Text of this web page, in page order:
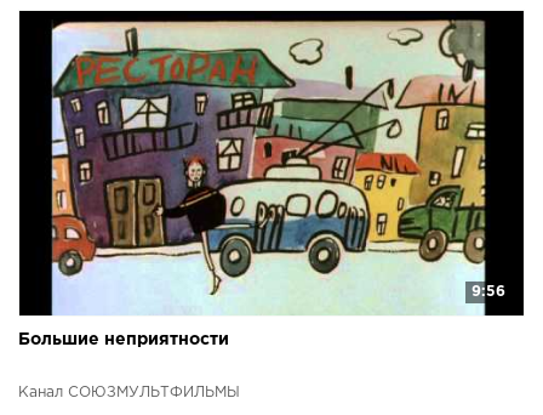
9:56
Большие неприятности
Канал СОЮЗМУЛЬТФИЛЬМЫ